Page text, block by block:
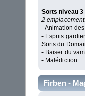
Sorts niveau 3
2
- Animation
- Esprits
Sorts du
- Baiser du
- Malédiction
Firben -